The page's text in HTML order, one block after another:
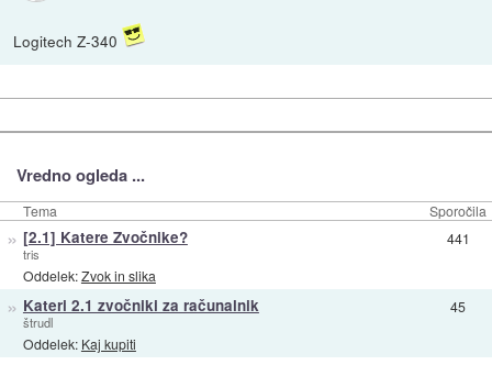
Logitech Z-340
Vredno ogleda ...
Tema Sporočila
» [2.1] Katere Zvočnike?
tris
Oddelek:Zvok in slika
441
» Kateri 2.1 zvočniki za računalnik
štrudl
Oddelek: Kaj kupiti
45